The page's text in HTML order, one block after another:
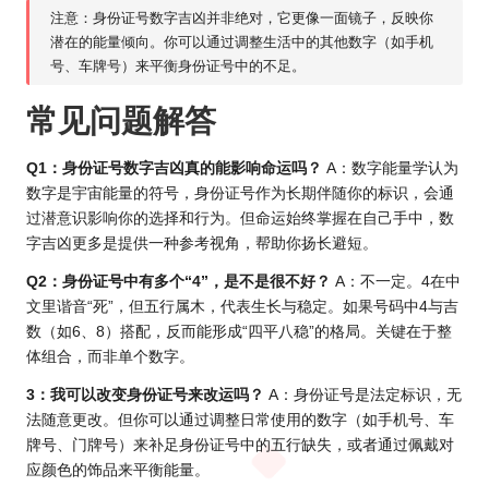
注意：身份证号数字吉凶并非绝对，它更像一面镜子，反映你
潜在的能量倾向。你可以通过调整生活中的其他数字（如手机
号、车牌号）来平衡身份证号中的不足。
常见问题解答
Q1：身份证号数字吉凶真的能影响命运吗？ A：数字能量学认为
数字是宇宙能量的符号，身份证号作为长期伴随你的标识，会通
过潜意识影响你的选择和行为。但命运始终掌握在自己手中，数
字吉凶更多是提供一种参考视角，帮助你扬长避短。
Q2：身份证号中有多个“4”，是不是很不好？ A：不一定。4在中
文里谐音“死”，但五行属木，代表生长与稳定。如果号码中4与吉
数（如6、8）搭配，反而能形成“四平八稳”的格局。关键在于整
体组合，而非单个数字。
3：我可以改变身份证号来改运吗？ A：身份证号是法定标识，无
法随意更改。但你可以通过调整日常使用的数字（如手机号、车
牌号、门牌号）来补足身份证号中的五行缺失，或者通过佩戴对
应颜色的饰品来平衡能量。